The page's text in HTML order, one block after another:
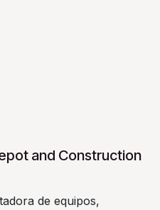
and Construction
de equipos,